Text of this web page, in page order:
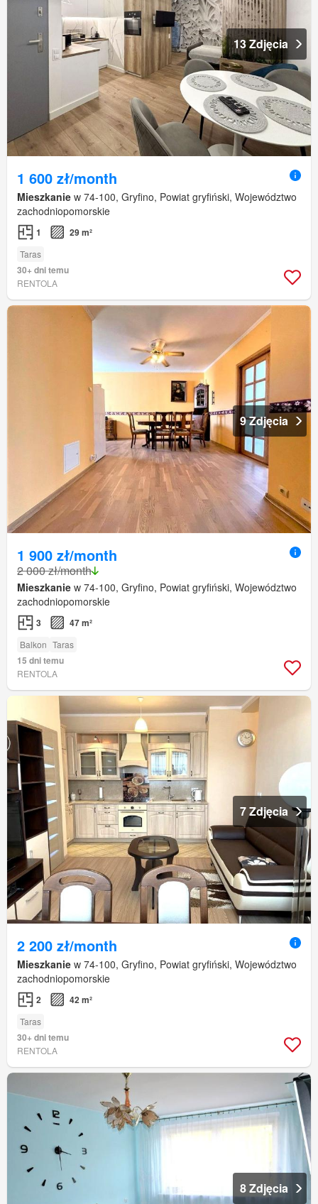
13 Zdjęcia
1 600 zł/month
Mieszkanie w 74-100, Gryfino, Powiat gryfiński, Województwo
zachodniopomorskie
1 29 m²
Taras
30+ dni temu
RENTOLA
9 Zdjęcia
1 900 zł/month
2 000 zł/month
Mieszkanie w 74-100, Gryfino, Powiat gryfiński, Województwo
zachodniopomorskie
3 47 m²
Balkon Taras
15 dni temu
RENTOLA
7 Zdjęcia
2 200 zł/month
Mieszkanie w 74-100, Gryfino, Powiat gryfiński, Województwo
zachodniopomorskie
2 42 m²
Taras
30+ dni temu
RENTOLA
8 Zdjęcia